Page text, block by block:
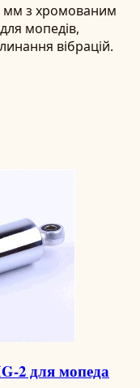
мм з хромованим
мопедів,
вібрацій.
2 для мопеда